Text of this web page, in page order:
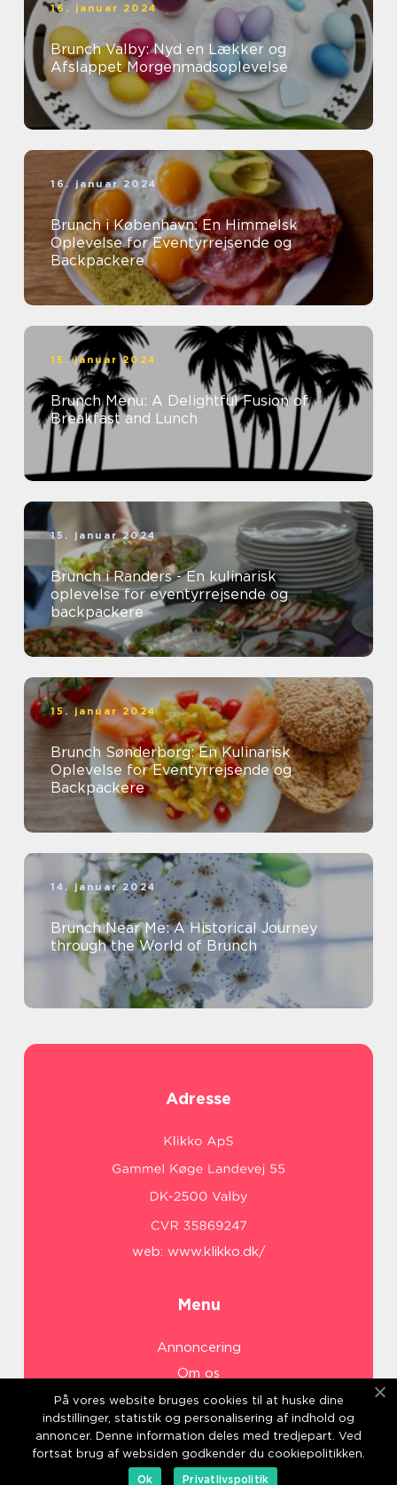
16. januar 2024
Brunch Valby: Nyd en Lækker og
Afslappet Morgenmadsoplevelse
16. januar 2024
Brunch i København: En Himmelsk
Oplevelse for Eventyrrejsende og
Backpackere
15. januar 2024
Brunch Menu: A Delightful Fusion of
Breakfast and Lunch
15. januar 2024
Brunch i Randers - En kulinarisk
oplevelse for eventyrrejsende og
backpackere
15. januar 2024
Brunch Sønderborg: En Kulinarisk
Oplevelse for Eventyrrejsende og
Backpackere
14. januar 2024
Brunch Near Me: A Historical Journey
through the World of Brunch
Adresse
web: www.klikko.dk/
Menu
Annoncering
Om os
Cookies
Kontakt os
Sitemap
På vores website bruges cookies til at huske dine
indstillinger, statistik og personalisering af indhold og
annoncer. Denne information deles med tredjepart. Ved
fortsat brug af websiden godkender du cookiepolitikken.
Ok
Privatlivspolitik